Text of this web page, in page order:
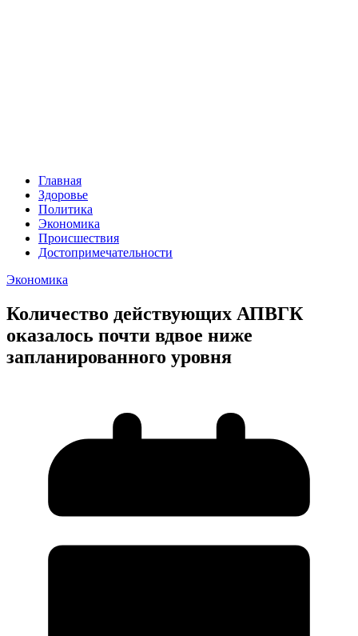
Главная
Здоровье
Политика
Экономика
Происшествия
Достопримечательности
Экономика
Количество действующих АПВГК
оказалось почти вдвое ниже
запланированного уровня